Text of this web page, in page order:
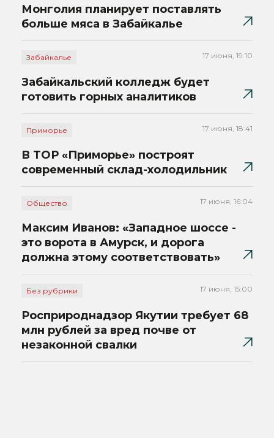
Монголия планирует поставлять
больше мяса в Забайкалье
Забайкалье 17 июня, 19:10
Забайкальский колледж будет
готовить горных аналитиков
Приморье 17 июня, 18:41
В ТОР «Приморье» построят
современный склад-холодильник
Общество 17 июня, 16:04
Максим Иванов: «Западное шоссе -
это ворота в Амурск, и дорога
должна этому соответствовать»
Без рубрики 17 июня, 15:00
Росприроднадзор Якутии требует 68
млн рублей за вред почве от
незаконной свалки